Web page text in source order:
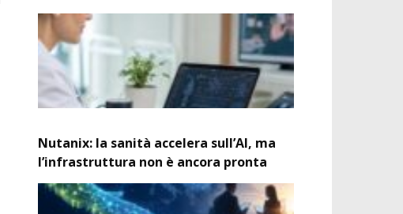
Nutanix: la sanità accelera sull’AI, ma
l’infrastruttura non è ancora pronta